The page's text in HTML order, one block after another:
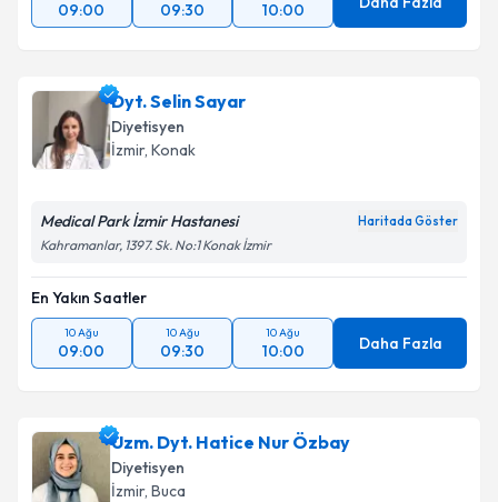
09:00 09:30 10:00
Dyt. Selin Sayar
Diyetisyen
İzmir, Konak
Medical Park İzmir Hastanesi Haritada Göster
Kahramanlar, 1397. Sk. No:1 Konak İzmir
En Yakın Saatler
10 Ağu
09:00
10 Ağu
09:30
10 Ağu
10:00 Daha Fazla
Uzm. Dyt. Hatice Nur Özbay
Diyetisyen
İzmir, Buca